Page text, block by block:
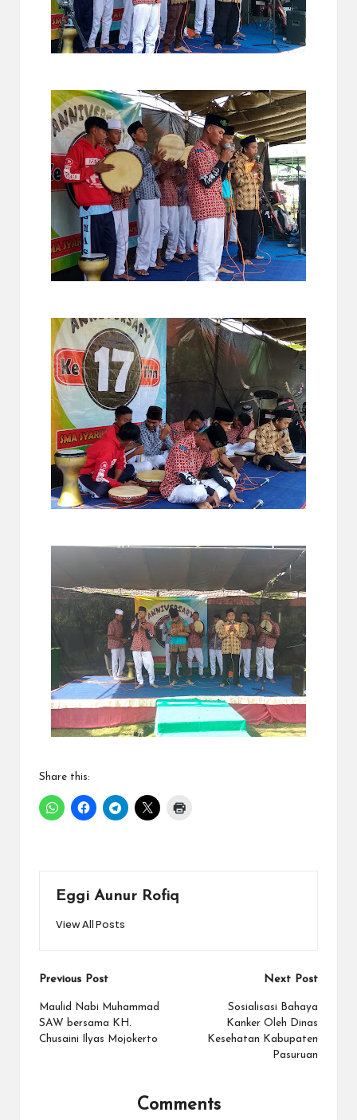
Share this:
Eggi Aunur Rofiq
View All Posts
Post
navigation
Previous Post
Maulid Nabi Muhammad
SAW bersama KH.
Chusaini Ilyas Mojokerto
Next Post
Sosialisasi Bahaya
Kanker Oleh Dinas
Kesehatan Kabupaten
Pasuruan
Comments